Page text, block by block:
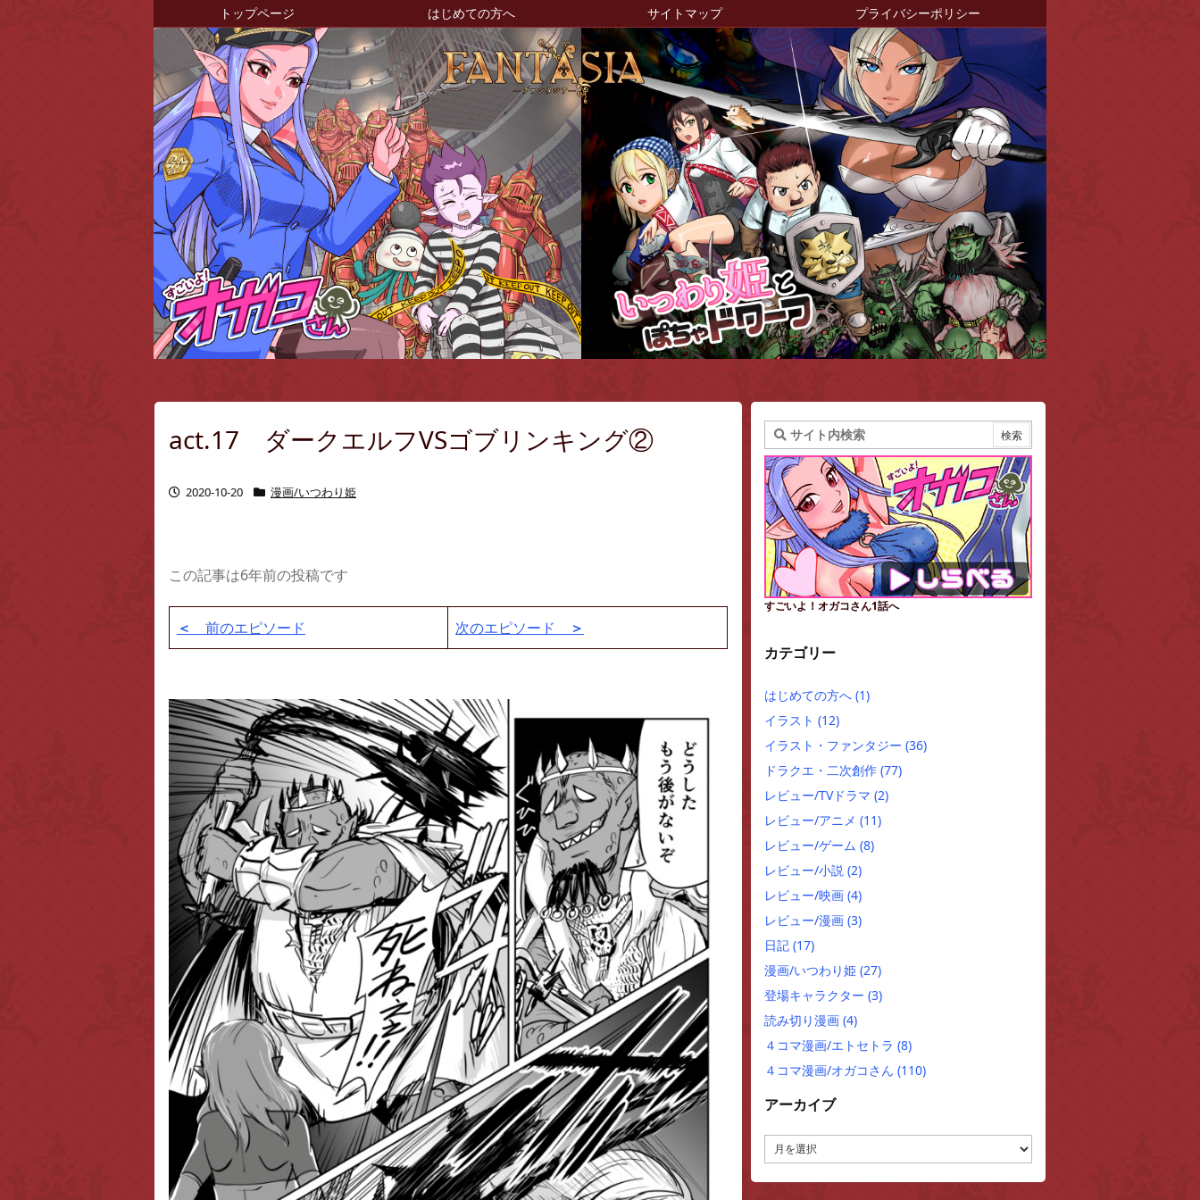
トップページ はじめての方へ サイトマップ プライバシーポリシー
act.17 ダークエルフVSゴブリンキング②
2020-10-20 漫画/いつわり姫
この記事は6年前の投稿です
＜ 前のエピソード 次のエピソード ＞
すごいよ！オガコさん1話へ
カテゴリー
はじめての方へ (1)
イラスト (12)
イラスト・ファンタジー (36)
ドラクエ・二次創作 (77)
レビュー/TVドラマ (2)
レビュー/アニメ (11)
レビュー/ゲーム (8)
レビュー/小説 (2)
レビュー/映画 (4)
レビュー/漫画 (3)
日記 (17)
漫画/いつわり姫 (27)
登場キャラクター (3)
読み切り漫画 (4)
４コマ漫画/エトセトラ (8)
４コマ漫画/オガコさん (110)
アーカイブ
ー